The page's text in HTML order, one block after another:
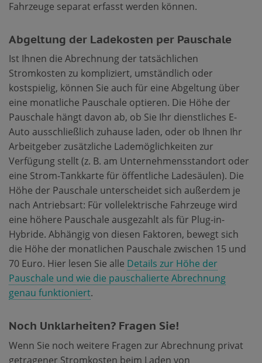
Fahrzeuge separat erfasst werden können.
Abgeltung der Ladekosten per Pauschale
Ist Ihnen die Abrechnung der tatsächlichen
Stromkosten zu kompliziert, umständlich oder
kostspielig, können Sie auch für eine Abgeltung über
eine monatliche Pauschale optieren. Die Höhe der
Pauschale hängt davon ab, ob Sie Ihr dienstliches E-
Auto ausschließlich zuhause laden, oder ob Ihnen Ihr
Arbeitgeber zusätzliche Lademöglichkeiten zur
Verfügung stellt (z. B. am Unternehmensstandort oder
eine Strom-Tankkarte für öffentliche Ladesäulen). Die
Höhe der Pauschale unterscheidet sich außerdem je
nach Antriebsart: Für vollelektrische Fahrzeuge wird
eine höhere Pauschale ausgezahlt als für Plug-in-
Hybride. Abhängig von diesen Faktoren, bewegt sich
die Höhe der monatlichen Pauschale zwischen 15 und
70 Euro. Hier lesen Sie alle Details zur Höhe der
Pauschale und wie die pauschalierte Abrechnung
genau funktioniert.
Noch Unklarheiten? Fragen Sie!
Wenn Sie noch weitere Fragen zur Abrechnung privat
getragener Stromkosten beim Laden von